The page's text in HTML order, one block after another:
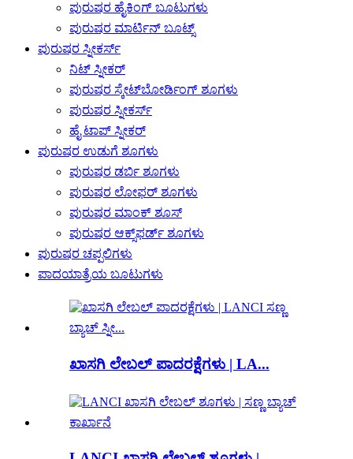
ಪುರುಷರ ಹೈಕಿಂಗ್ ಬೂಟುಗಳು
ಪುರುಷರ ಮಾರ್ಟಿನ್ ಬೂಟ್ಸ್
ಪುರುಷರ ಸ್ನೀಕರ್ಸ್
ನಿಟ್ ಸ್ನೀಕರ್
ಪುರುಷರ ಸ್ಕೇಟ್‌ಬೋರ್ಡಿಂಗ್ ಶೂಗಳು
ಪುರುಷರ ಸ್ನೀಕರ್ಸ್
ಹೈ ಟಾಪ್ ಸ್ನೀಕರ್
ಪುರುಷರ ಉಡುಗೆ ಶೂಗಳು
ಪುರುಷರ ಡರ್ಬಿ ಶೂಗಳು
ಪುರುಷರ ಲೋಫರ್ ಶೂಗಳು
ಪುರುಷರ ಮಾಂಕ್ ಶೂಸ್
ಪುರುಷರ ಆಕ್ಸ್‌ಫರ್ಡ್ ಶೂಗಳು
ಪುರುಷರ ಚಪ್ಪಲಿಗಳು
ಪಾದಯಾತ್ರೆಯ ಬೂಟುಗಳು
ಖಾಸಗಿ ಲೇಬಲ್ ಪಾದರಕ್ಷೆಗಳು | LA...